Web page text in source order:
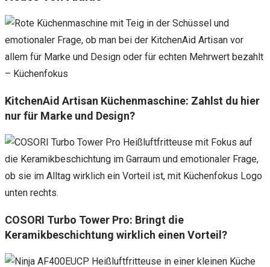
KitchenAid Artisan Küchenmaschine: Zahlst du hier
nur für Marke und Design?
COSORI Turbo Tower Pro: Bringt die
Keramikbeschichtung wirklich einen Vorteil?